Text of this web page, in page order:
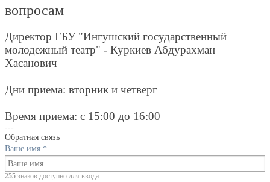
вопросам
Директор ГБУ "Ингушский государственный
молодежный театр" - Куркиев Абдурахман
Хасанович
Дни приема: вторник и четверг
Время приема: с 15:00 до 16:00
---
Обратная связь
Ваше имя *
255 знаков доступно для ввода